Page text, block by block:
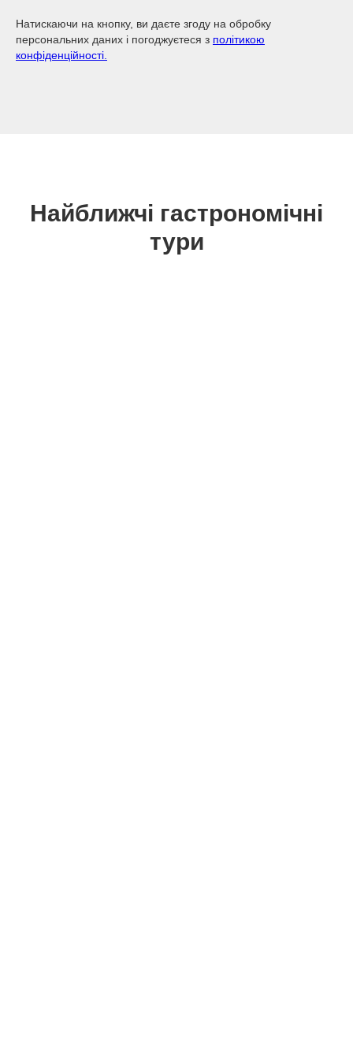
Натискаючи на кнопку, ви даєте згоду на обробку
персональних даних і погоджуєтеся з політикою
конфіденційності.
Найближчі гастрономічні
тури